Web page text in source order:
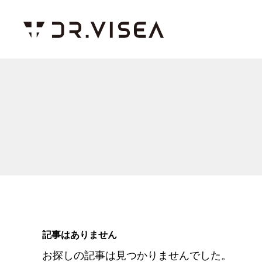
記事はありません
お探しの記事は見つかりませんでした。